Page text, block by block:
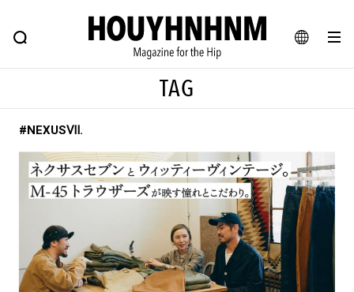
JA
FEATURE BLOG SNAP
ヒップなファッション、カルチャー、ライフスタイルWEBマガジン
#注目のタグ
#SHOPPING ADDICT #憧れの逸品
#ESSENTIAL DESIGNS #古着サミット
#NEW VINTAGE #マイナーグッド図鑑
#路地裏てぃーん。 #MONTHLY JOURNAL
#GH 銘品の所以 #フイナムのYouTube
TAG
#NEXUSⅦ.